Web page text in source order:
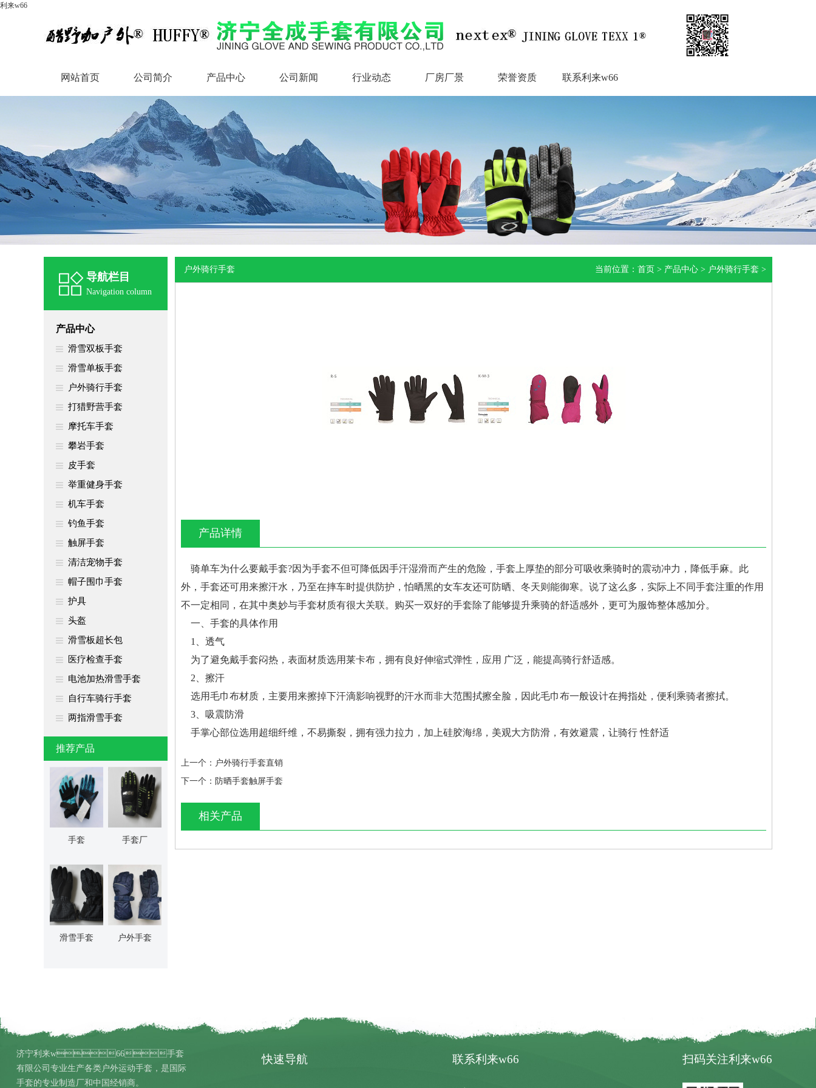
利来w66
网站首页 公司简介
公司简介
产品中心
产品中心
公司新闻 行业动态 厂房厂景 荣誉资质 联系利来w66
导航栏目
Navigation column
产品中心
滑雪双板手套
滑雪单板手套
户外骑行手套
打猎野营手套
摩托车手套
攀岩手套
皮手套
举重健身手套
机车手套
钓鱼手套
触屏手套
清洁宠物手套
帽子围巾手套
护具
头盔
滑雪板超长包
医疗检查手套
电池加热滑雪手套
自行车骑行手套
两指滑雪手套
推荐产品
手套 手套厂
滑雪手套 户外手套
当前位置： 首页 > 产品中心 > 户外骑行手套 >
户外骑行手套
产品详情
骑单车为什么要戴手套?因为手套不但可降低因手汗湿滑而产生的危险，手套上厚垫的部分可吸收乘骑时的震动冲力，降低手麻。此
外，手套还可用来擦汗水，乃至在摔车时提供防护，怕晒黑的女车友还可防晒、冬天则能御寒。说了这么多，实际上不同手套注重的作用
不一定相同，在其中奥妙与手套材质有很大关联。购买一双好的手套除了能够提升乘骑的舒适感外，更可为服饰整体感加分。
一、手套的具体作用
1、透气
为了避免戴手套闷热，表面材质选用莱卡布，拥有良好伸缩式弹性，应用 广泛，能提高骑行舒适感。
2、擦汗
选用毛巾布材质，主要用来擦掉下汗滴影响视野的汗水而非大范围拭擦全脸，因此毛巾布一般设计在拇指处，便利乘骑者擦拭。
3、吸震防滑
手掌心部位选用超细纤维，不易撕裂，拥有强力拉力，加上硅胶海绵，美观大方防滑，有效避震，让骑行 性舒适
上一个： 户外骑行手套直销
下一个： 防晒手套触屏手套
相关产品
济宁利来w66手套
有限公司专业生产各类户外运动手套，是国际
手套的专业制造厂和中国经销商。
快速导航 联系利来w66 扫码关注利来w66